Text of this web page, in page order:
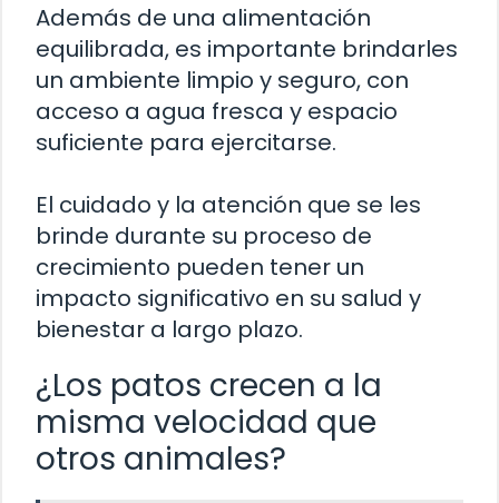
Además de una alimentación
equilibrada, es importante brindarles
un ambiente limpio y seguro, con
acceso a agua fresca y espacio
suficiente para ejercitarse.
El cuidado y la atención que se les
brinde durante su proceso de
crecimiento pueden tener un
impacto significativo en su salud y
bienestar a largo plazo.
¿Los patos crecen a la
misma velocidad que
otros animales?